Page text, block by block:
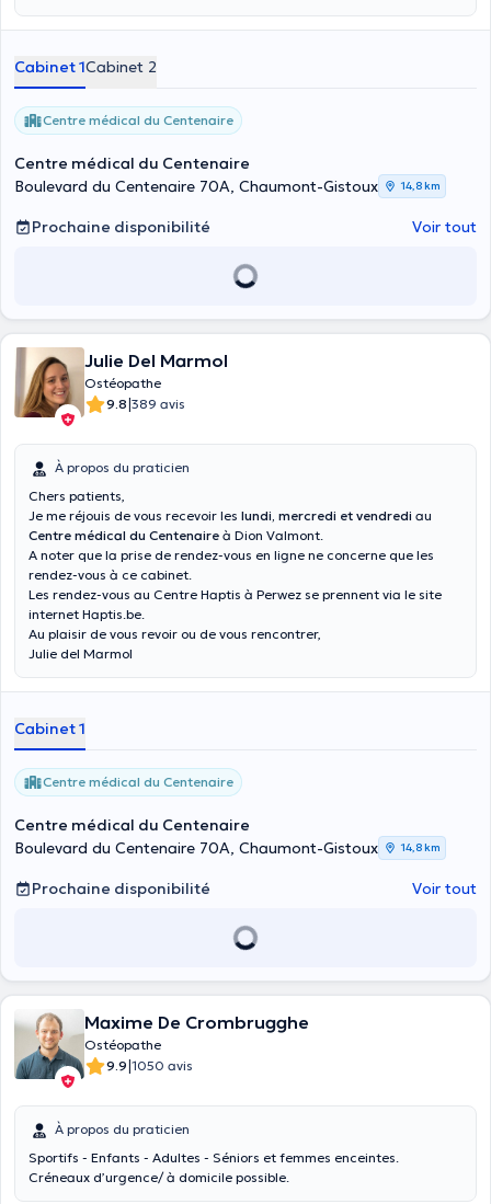
Cabinet 1Cabinet 2
Centre médical du Centenaire
Centre médical du Centenaire
Boulevard du Centenaire 70A, Chaumont-Gistoux
14,8 km
Prochaine disponibilité Voir tout
Julie Del Marmol
Ostéopathe
9.8|389 avis
À propos du praticien
Chers patients,
Je me réjouis de vous recevoir les lundi, mercredi et vendredi au
Centre médical du Centenaire à Dion Valmont.
A noter que la prise de rendez-vous en ligne ne concerne que les
rendez-vous à ce cabinet.
Les rendez-vous au Centre Haptis à Perwez se prennent via le site
internet Haptis.be.
Au plaisir de vous revoir ou de vous rencontrer,
Julie del Marmol
Cabinet 1
Centre médical du Centenaire
Centre médical du Centenaire
Boulevard du Centenaire 70A, Chaumont-Gistoux
14,8 km
Prochaine disponibilité Voir tout
Maxime De Crombrugghe
Ostéopathe
9.9|1050 avis
À propos du praticien
Sportifs - Enfants - Adultes - Séniors et femmes enceintes.
Créneaux d’urgence/ à domicile possible.